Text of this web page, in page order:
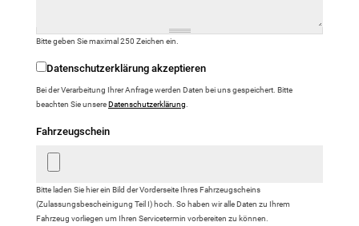
Bitte geben Sie maximal 250 Zeichen ein.
Datenschutzerklärung akzeptieren
Datenschutz*
Bei der Verarbeitung Ihrer Anfrage werden Daten bei uns gespeichert. Bitte
beachten Sie unsereDatenschutzerklärung
Fahrzeugschein
Bitte laden Sie hier ein Bild der Vorderseite Ihres Fahrzeugscheins
(Zulassungsbescheinigung Teil I) hoch. So haben wir alle Daten zu Ihrem
Fahrzeug vorliegen um Ihren Servicetermin vorbereiten zu können.